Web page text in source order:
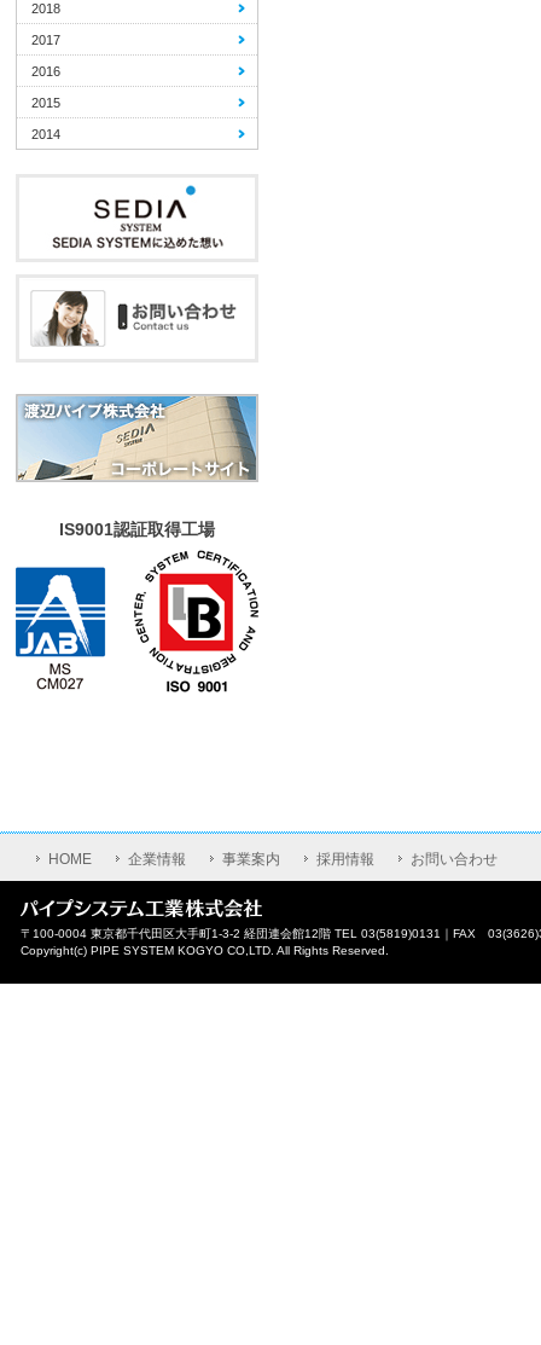
2018
2017
2016
2015
2014
IS9001認証取得工場
HOME 企業情報 事業案内 採用情報 お問い合わせ
〒100-0004 東京都千代田区大手町1-3-2 経団連会館12階 TEL 03(5819)0131｜FAX
Copyright(c) PIPE SYSTEM KOGYO CO,LTD. All Rights Reserved.